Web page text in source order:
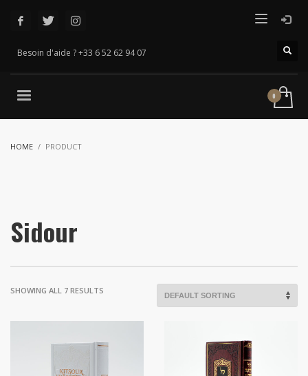
Besoin d'aide ? +33 6 52 62 94 07
HOME PRODUCT
Sidour
SHOWING ALL 7 RESULTS